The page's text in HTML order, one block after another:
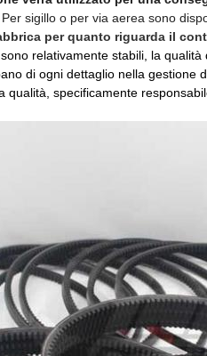
sigillo o per via aerea sono
per quanto riguarda il
relativamente stabili, la
di ogni dettaglio nella gestione
qualità, specificamente